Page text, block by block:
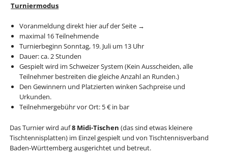
Turniermodus
Voranmeldung direkt hier auf der Seite →
maximal 16 Teilnehmende
Turnierbeginn Sonntag, 19. Juli um 13 Uhr
Dauer: ca. 2 Stunden
Gespielt wird im Schweizer System (Kein Ausscheiden, alle
Teilnehmer bestreiten die gleiche Anzahl an Runden.)
Den Gewinnern und Platzierten winken Sachpreise und
Urkunden.
Teilnehmergebühr vor Ort: 5 € in bar
Das Turnier wird auf8 Midi-Tischen (das sind etwas kleinere
Tischtennisplatten) im Einzel gespielt und von Tischtennisverband
Baden-Württemberg ausgerichtet und betreut.